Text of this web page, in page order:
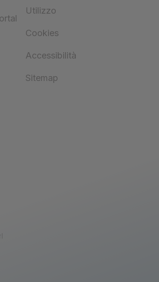
Utilizzo
Cookies
Accessibilità
Sitemap